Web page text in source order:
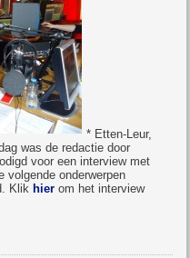
* Etten-Leur,
was de redactie door
voor een interview met
volgende onderwerpen
Klik hier om het interview